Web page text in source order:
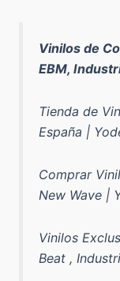
Vinilos de
EBM,
Tienda de
España |
Comprar
New Wave |
Vinilos
Beat ,